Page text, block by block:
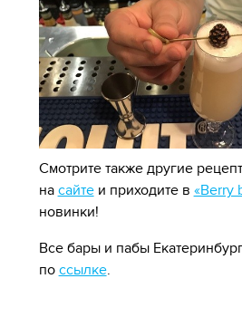
Смотрите также другие
на сайтеи приходите в «Berry
новинки!
Все бары и пабы
по ссылке.